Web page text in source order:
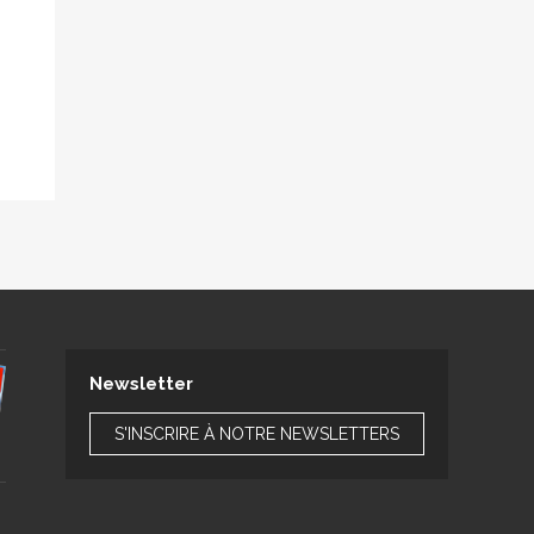
Newsletter
S'INSCRIRE À NOTRE NEWSLETTERS